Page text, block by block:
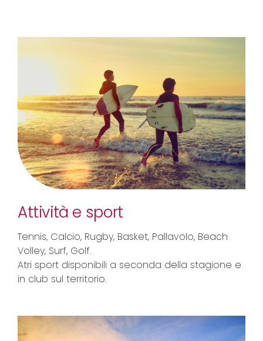
Attività e sport
Tennis, Calcio, Rugby, Basket, Pallavolo, Beach
Volley, Surf, Golf.
Atri sport disponibili a seconda della stagione e
in club sul territorio.